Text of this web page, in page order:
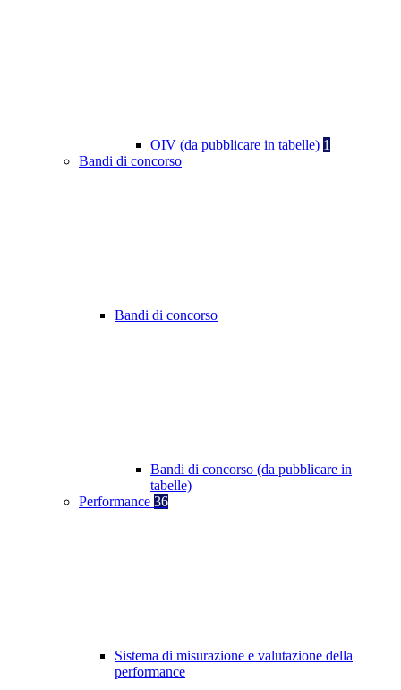
OIV (da pubblicare in tabelle) 1
Bandi di concorso
Bandi di concorso
Bandi di concorso (da pubblicare in
tabelle)
Performance 36
Sistema di misurazione e valutazione della
performance